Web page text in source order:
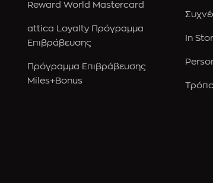
Reward World Mastercard
attica Loyalty Πρόγραμμα
Επιβράβευσης
Πρόγραμμα Επιβράβευσης
Miles+Bonus
In